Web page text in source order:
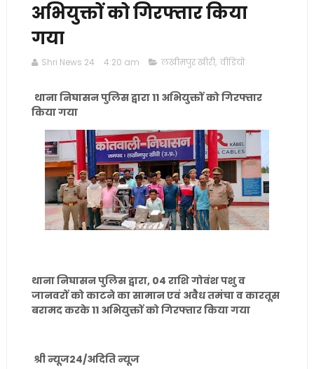
अभियुक्तों को गिरफ्तार किया
गया
Shri News 24 4:20 am लखीमपुर खीरी, वीडियो
थाना निघासन पुलिस द्वारा 11 अभियुक्तों को गिरफ्तार
किया गया
थाना निघासन पुलिस द्वारा, 04 राशि गोवंश पशु व
जानवरों को काटने का सामान एवं अवैध तमंचा व कारतूस
बरामद करके 11 अभियुक्तों को गिरफ्तार किया गया
श्री न्यूज24/अदिति न्यूज